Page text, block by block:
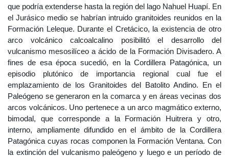
que podría extenderse hasta la región del lago Nahuel Huapí. En
el Jurásico medio se habrían intruido granitoides reunidos en la
Formación Leleque. Durante el Cretácico, la existencia de otro
arco volcánico calcoalcalino posibilitó el desarrollo del
vulcanismo mesosilíceo a ácido de la Formación Divisadero. A
fines de esa época sucedió, en la Cordillera Patagónica, un
episodio plutónico de importancia regional cual fue el
emplazamiento de los Granitoides del Batolito Andino. En el
Paleógeno se generaron en la comarca y en áreas vecinas dos
arcos volcánicos. Uno pertenece a un arco magmático externo,
bimodal, que corresponde a la Formación Huitrera y otro,
interno, ampliamente difundido en el ámbito de la Cordillera
Patagónica cuyas rocas componen la Formación Ventana. Con
la extinción del vulcanismo paleógeno y luego e un período de